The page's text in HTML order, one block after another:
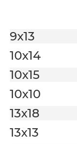
9x13
10x14
10x15
10x10
13x18
13x13